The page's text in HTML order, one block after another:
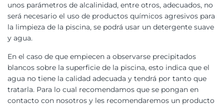
unos parámetros de alcalinidad, entre otros, adecuados, no
será necesario el uso de productos químicos agresivos para
la limpieza de la piscina, se podrá usar un detergente suave
y agua.
En el caso de que empiecen a observarse precipitados
blancos sobre la superficie de la piscina, esto indica que el
agua no tiene la calidad adecuada y tendrá por tanto que
tratarla. Para lo cual recomendamos que se pongan en
contacto con nosotros y les recomendaremos un producto